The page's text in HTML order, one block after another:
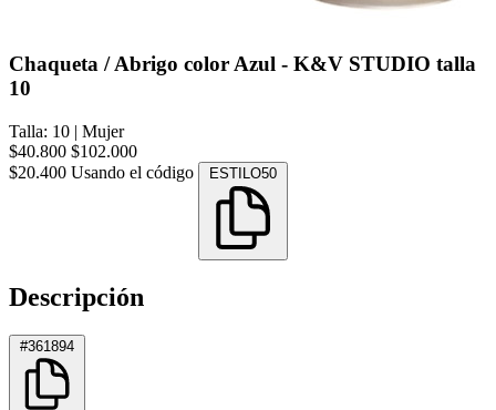
Chaqueta / Abrigo color Azul - K&V STUDIO talla
10
Talla: 10 | Mujer
$40.800 $102.000
$20.400 Usando el código ESTILO50
Descripción
#361894